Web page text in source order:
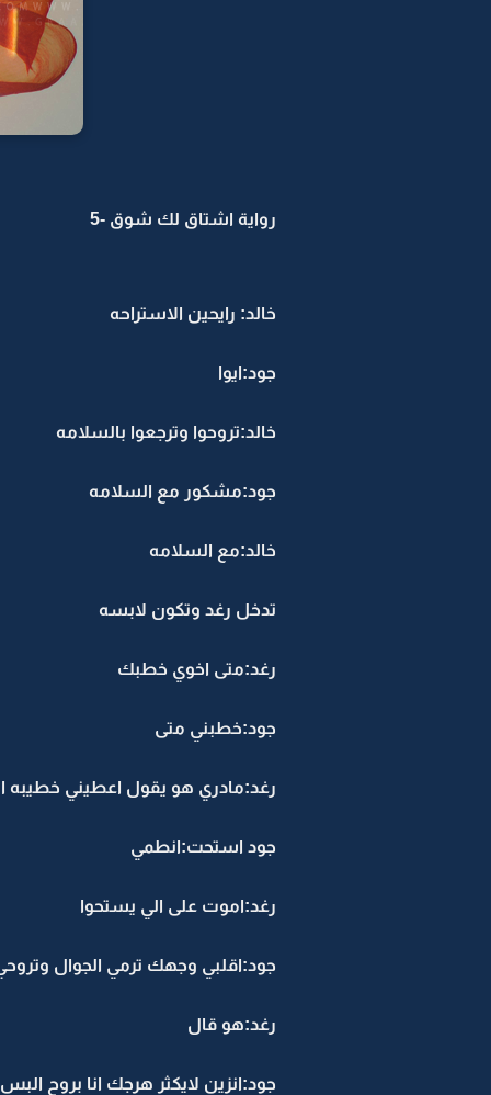
رواية اشتاق لك شوق -5
خالد: رايحين الاستراحه
جود:ايوا
خالد:تروحوا وترجعوا بالسلامه
جود:مشكور مع السلامه
خالد:مع السلامه
تدخل رغد وتكون لابسه
رغد:متى اخوي خطبك
جود:خطبني متى
رغد:مادري هو يقول اعطيني خطيبه
جود استحت:انطمي
رغد:اموت على الي يستحوا
جود:اقلبي وجهك ترمي الجوال
رغد:هو قال
جود:انزين لايكثر هرجك انا بروح